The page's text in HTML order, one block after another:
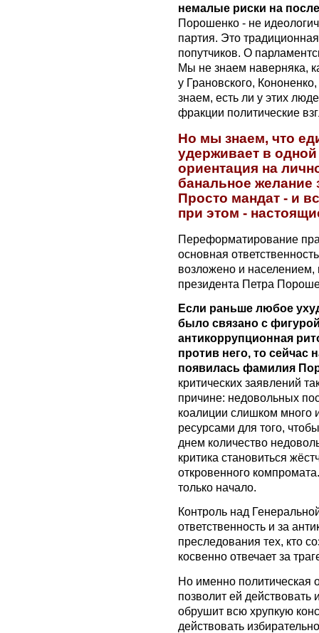
немалые риски на
Порошенко - не
партия. Это
попутчиков. О
Мы не знаем наверняка,
у Грановского,
знаем, есть ли у этих
фракции политические
Но мы знаем, что
удерживает в
ориентация на
банальное желание
Просто мандат - и
при этом -
Переформатирование
основная
возложено и
президента Петра
Если раньше любое
было связано с
антикоррупционная
против него, то
появилась фамилия
критических заявлений
причине: недовольных
коалиции слишком много
ресурсами для того,
днем количество
критика становиться
откровенного
только начало.
Контроль над
ответственность и за
преследования тех, кто
косвенно отвечает за
Но именно политическая
позволит ей действовать
обрушит всю хрупкую
действовать